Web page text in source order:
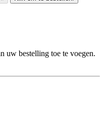
uw bestelling toe te voegen.